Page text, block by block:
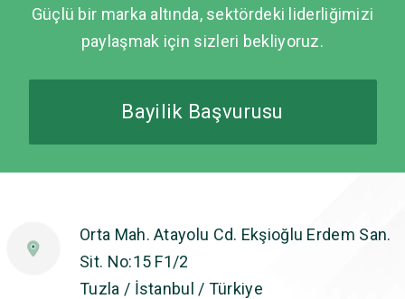
Güçlü bir marka altında, sektördeki liderliğimizi
paylaşmak için sizleri bekliyoruz.
Bayilik Başvurusu
Orta Mah. Atayolu Cd. Ekşioğlu Erdem San.
Sit. No:15 F1/2
Tuzla / İstanbul / Türkiye